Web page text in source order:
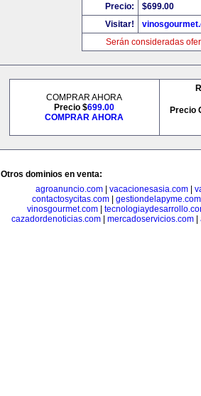
Precio:
$699.00
Visitar!
Serán consideradas
COMPRAR AHORA
Precio $699.00
COMPRAR AHORA
Precio
Otros dominios en venta:
agroanuncio.com
vacacionesasia.com
contactosycitas.com| gestiondelapyme.com
vinosgourmet.com
cazadordenoticias.com
mercadoservicios.com